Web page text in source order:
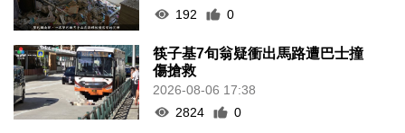
192
0
筷子基7旬翁疑衝出馬路遭巴士撞
傷搶救
2026-08-06 17:38
2824
0